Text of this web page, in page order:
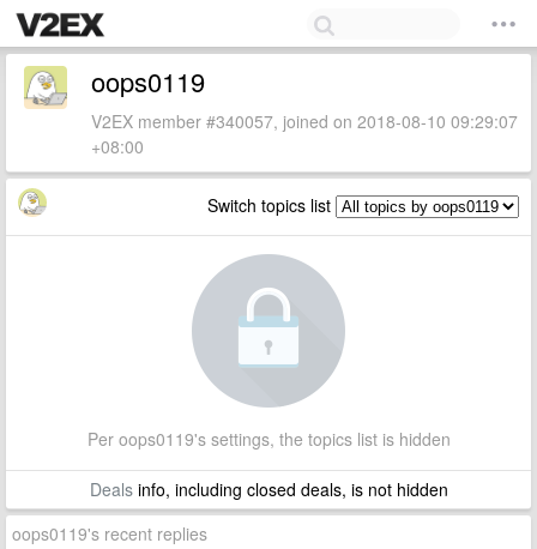
oops0119
V2EX member #340057, joined on 2018-08-10 09:29:07
+08:00
Switch topics list
Per oops0119's settings, the topics list is hidden
Dealsinfo, including closed deals, is not hidden
oops0119's recent replies